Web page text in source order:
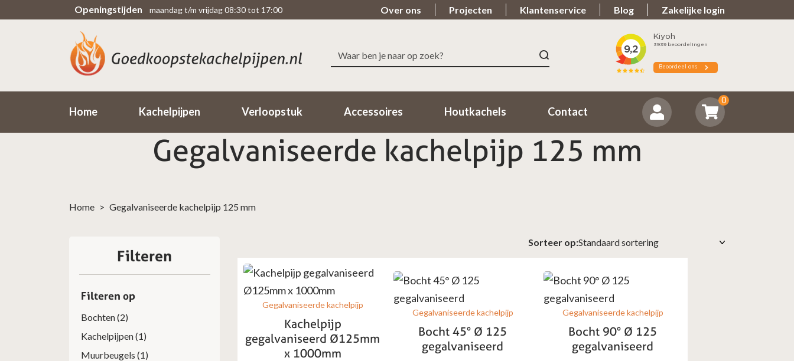
Openingstijden maandag t/m vrijdag 08:30 tot 17:00 Over ons Projecten Klantenservice Blog Zakelijke login
Zoeken
naar:
Home Kachelpijpen Verloopstuk Accessoires Houtkachels Contact
0
Scherpe prijzen Snelle levering Beoordeeld met een 9.7 Spullen teveel?
Gegalvaniseerde kachelpijp 125 mm
Home > Gegalvaniseerde kachelpijp 125 mm
Filteren
Filteren op
Bochten(2)
Kachelpijpen(1)
Muurbeugels (1)
Sorteer op:
Gegalvaniseerde kachelpijp
Kachelpijp
gegalvaniseerd Ø125mm
x 1000mm
Gegalvaniseerde kachelpijp
Bocht 45° Ø 125
gegalvaniseerd
Gegalvaniseerde kachelpijp
Bocht 90° Ø 125
gegalvaniseerd